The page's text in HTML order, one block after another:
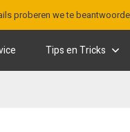
proberen we te
Tips en Tricks